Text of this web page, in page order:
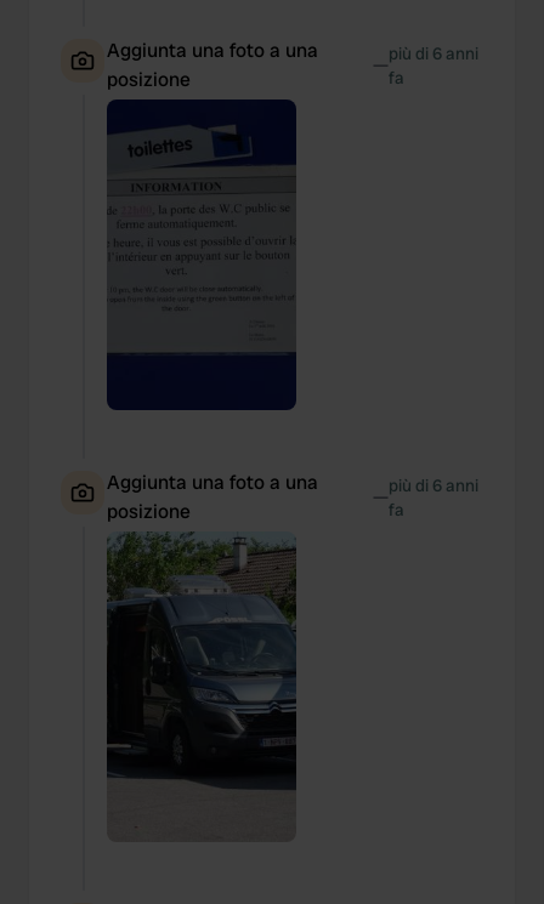
Aggiunta una foto a una
posizione
—più di 6 anni
fa
Aggiunta una foto a una
posizione
—più di 6 anni
fa